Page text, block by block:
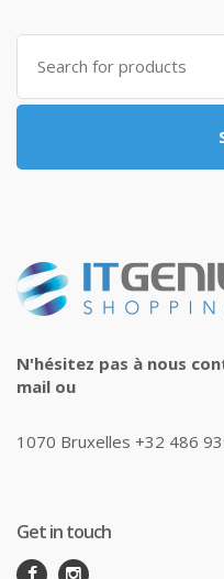
Search
for:
N'hésitez pas à nous
mail ou
1070 Bruxelles +32 486
Get in touch